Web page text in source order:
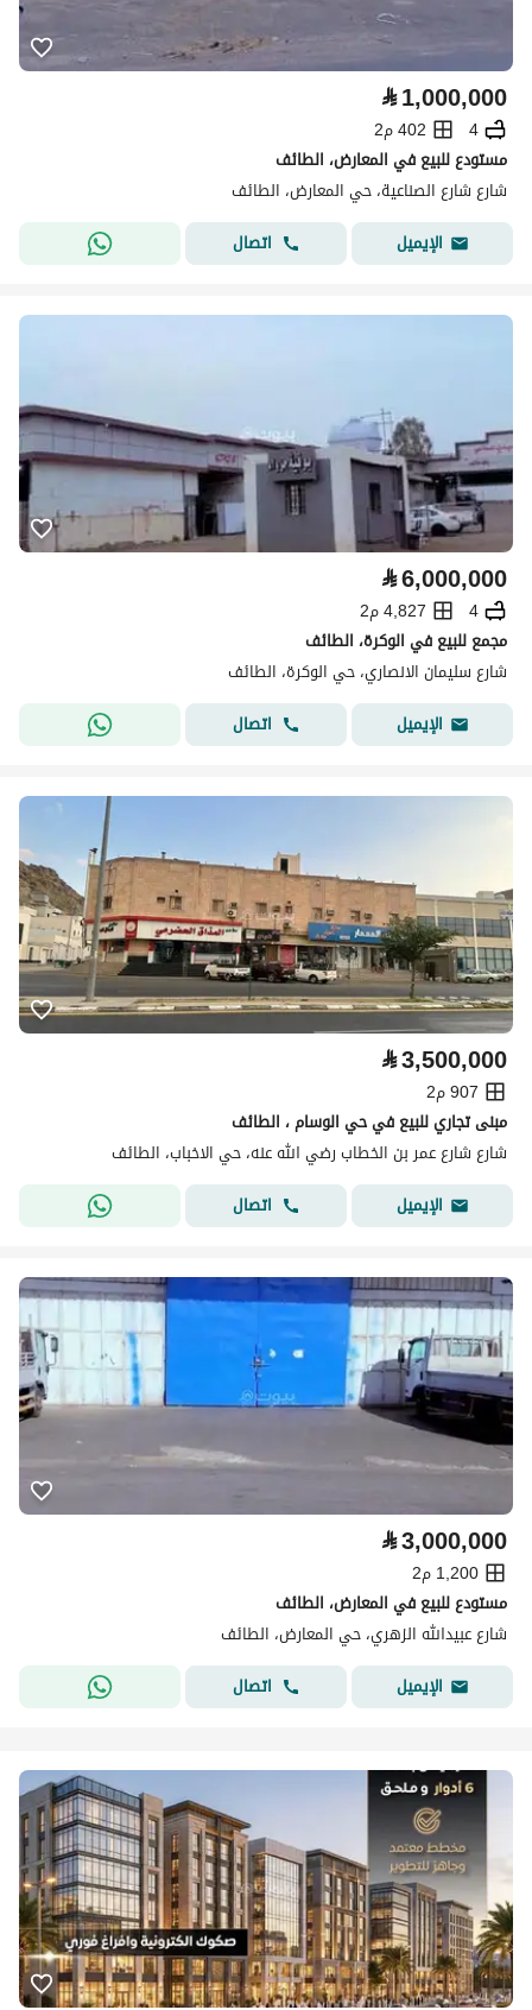
⃁1,000,000
4
402 م2
مستودع للبيع في المعارض، الطائف
شارع شارع الصناعية، حي المعارض، الطائف
الإيميل
اتصال
⃁6,000,000
4
4,827 م2
مجمع للبيع في الوكرة، الطائف
شارع سليمان الانصاري، حي الوكرة، الطائف
الإيميل
اتصال
⃁3,500,000
907 م2
مبنى تجاري للبيع في حي الوسام ، الطائف
شارع شارع عمر بن الخطاب رضي الله عنه، حي الاخباب، الطائف
الإيميل
اتصال
⃁3,000,000
1,200 م2
مستودع للبيع في المعارض، الطائف
شارع عبيدالله الزهري، حي المعارض، الطائف
الإيميل
اتصال